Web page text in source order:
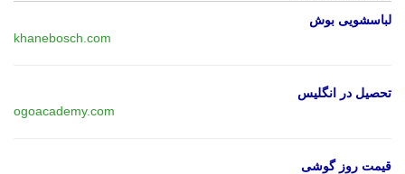
لباسشویی بوش
khanebosch.com
تحصیل در انگلیس
ogoacademy.com
قیمت روز گوشی